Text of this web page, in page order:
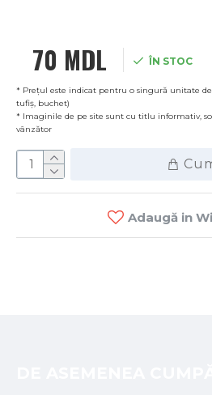
70 MDL ÎN STOC
* Prețul este indicat pentru o singură unitate
tufiș, buchet)
* Imaginile de pe site sunt cu titlu informativ,
vânzător
Adaugă in